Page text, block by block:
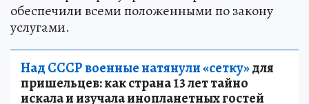
обеспечили всеми положенными по закону
услугами.
Над СССР военные натянули «сетку»для
пришельцев: как страна 13 лет тайно
искала и изучала инопланетных гостей